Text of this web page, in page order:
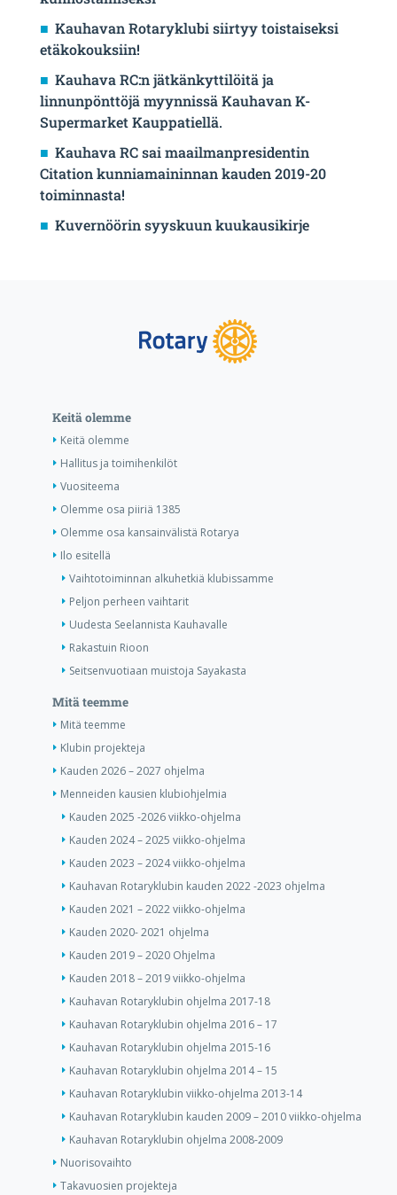
Kauhavan Rotaryklubi siirtyy toistaiseksi
etäkokouksiin!
Kauhava RC:n jätkänkyttilöitä ja
linnunpönttöjä myynnissä Kauhavan K-
Supermarket Kauppatiellä.
Kauhava RC sai maailmanpresidentin
Citation kunniamaininnan kauden 2019-20
toiminnasta!
Kuvernöörin syyskuun kuukausikirje
Keitä olemme
Keitä olemme
Hallitus ja toimihenkilöt
Vuositeema
Olemme osa piiriä 1385
Olemme osa kansainvälistä Rotarya
Ilo esitellä
Vaihtotoiminnan alkuhetkiä klubissamme
Peljon perheen vaihtarit
Uudesta Seelannista Kauhavalle
Rakastuin Rioon
Seitsenvuotiaan muistoja Sayakasta
Mitä teemme
Mitä teemme
Klubin projekteja
Kauden 2026 – 2027 ohjelma
Menneiden kausien klubiohjelmia
Kauden 2025 -2026 viikko-ohjelma
Kauden 2024 – 2025 viikko-ohjelma
Kauden 2023 – 2024 viikko-ohjelma
Kauhavan Rotaryklubin kauden 2022 -2023 ohjelma
Kauden 2021 – 2022 viikko-ohjelma
Kauden 2020- 2021 ohjelma
Kauden 2019 – 2020 Ohjelma
Kauden 2018 – 2019 viikko-ohjelma
Kauhavan Rotaryklubin ohjelma 2017-18
Kauhavan Rotaryklubin ohjelma 2016 – 17
Kauhavan Rotaryklubin ohjelma 2015-16
Kauhavan Rotaryklubin ohjelma 2014 – 15
Kauhavan Rotaryklubin viikko-ohjelma 2013-14
Kauhavan Rotaryklubin kauden 2009 – 2010 viikko-ohjelma
Kauhavan Rotaryklubin ohjelma 2008-2009
Nuorisovaihto
Takavuosien projekteja